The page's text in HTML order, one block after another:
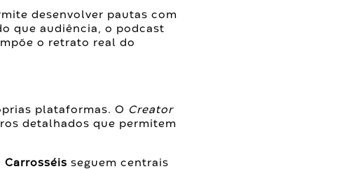
desenvolver pautas com
que audiência, o podcast
o retrato real do
plataformas. O
Creator
detalhados que permitem
Carrosséis seguem centrais